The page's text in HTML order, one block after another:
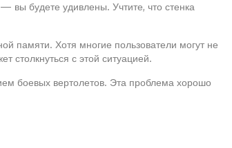
вы будете удивлены. Учтите, что стенка
памяти. Хотя многие пользователи могут не
столкнуться с этой ситуацией.
боевых вертолетов. Эта проблема хорошо